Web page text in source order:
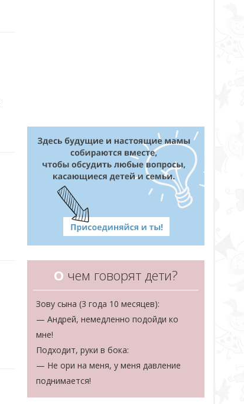
О чем говорят дети?
Зову сына (3 года 10 месяцев):
— Андрей, немедленно подойди ко
мне!
Подходит, руки в бока:
— Не ори на меня, у меня давление
поднимается!